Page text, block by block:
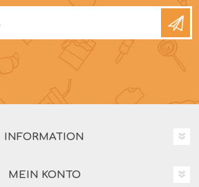
INFORMATION
MEIN KONTO